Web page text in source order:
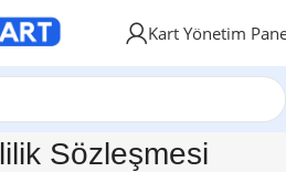
Kart Yönetim
Sözleşmesi